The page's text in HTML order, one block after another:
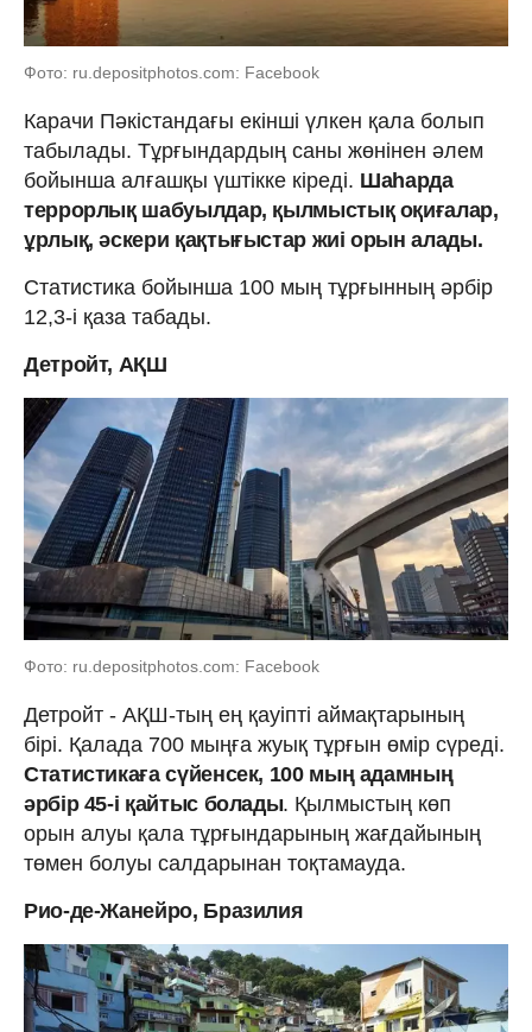
Фото: ru.depositphotos.com: Facebook
Карачи Пәкістандағы екінші үлкен қала болып
табылады. Тұрғындардың саны жөнінен әлем
бойынша алғашқы үштікке кіреді. Шаһарда
террорлық шабуылдар, қылмыстық оқиғалар,
ұрлық, әскери қақтығыстар жиі орын алады.
Статистика бойынша 100 мың тұрғынның әрбір
12,3-і қаза табады.
Детройт, АҚШ
Фото: ru.depositphotos.com: Facebook
Детройт - АҚШ-тың ең қауіпті аймақтарының
бірі. Қалада 700 мыңға жуық тұрғын өмір сүреді.
Статистикаға сүйенсек, 100 мың адамның
әрбір 45-і қайтыс болады. Қылмыстың көп
орын алуы қала тұрғындарының жағдайының
төмен болуы салдарынан тоқтамауда.
Рио-де-Жанейро, Бразилия